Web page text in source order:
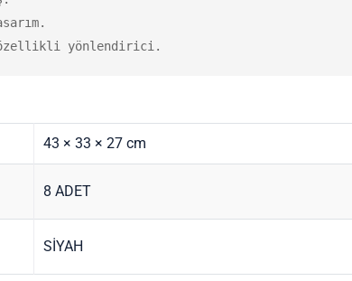
yönlendirici.
43 × 33 × 27 cm
8 ADET
SİYAH